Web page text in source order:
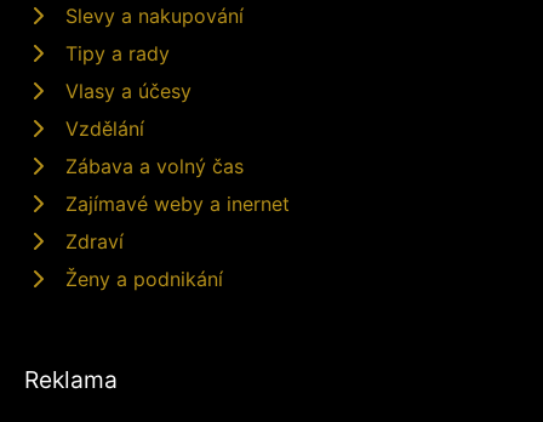
Slevy a nakupování
Tipy a rady
Vlasy a účesy
Vzdělání
Zábava a volný čas
Zajímavé weby a inernet
Zdraví
Ženy a podnikání
Reklama